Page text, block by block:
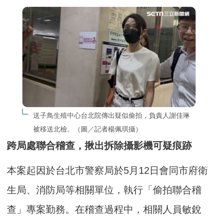
送子鳥生殖中心台北院傳出疑似偷拍，負責人謝佳琳
被移送北檢。（圖／記者楊佩琪攝）
跨局處聯合稽查，揪出拆除攝影機可疑痕跡
本案起因於台北市警察局於5月12日會同市府衛
生局、消防局等相關單位，執行「偷拍聯合稽
查」專案勤務。在稽查過程中，相關人員敏銳